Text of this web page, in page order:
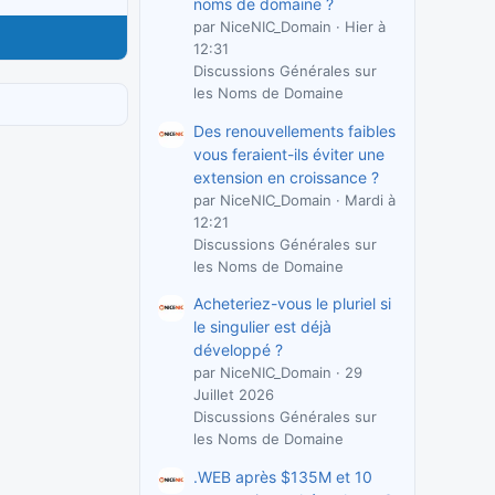
noms de domaine ?
par NiceNIC_Domain
Hier à
12:31
Discussions Générales sur
les Noms de Domaine
Des renouvellements faibles
vous feraient-ils éviter une
extension en croissance ?
par NiceNIC_Domain
Mardi à
12:21
Discussions Générales sur
les Noms de Domaine
Acheteriez-vous le pluriel si
le singulier est déjà
développé ?
par NiceNIC_Domain
29
Juillet 2026
Discussions Générales sur
les Noms de Domaine
.WEB après $135M et 10